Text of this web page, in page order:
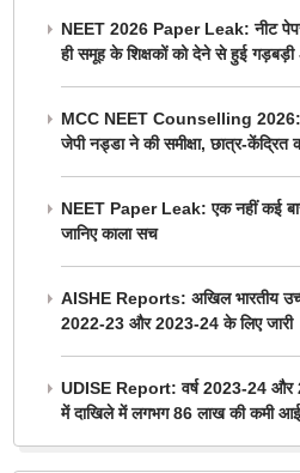
NEET 2026 Paper Leak: नीट
ही समूह के शिक्षकों को देने से हुई
MCC NEET Counselling 2026:
जेपी नड्डा ने की समीक्षा, छात्र-केंद्रित
NEET Paper Leak: एक नहीं कई
जानिए काला सच
AISHE Reports: अखिल भारतीय उच्च
2022-23 और 2023-24 के लिए जारी
UDISE Report: वर्ष 2023-24 और
में दाखिले में लगभग 86 लाख की कमी आई